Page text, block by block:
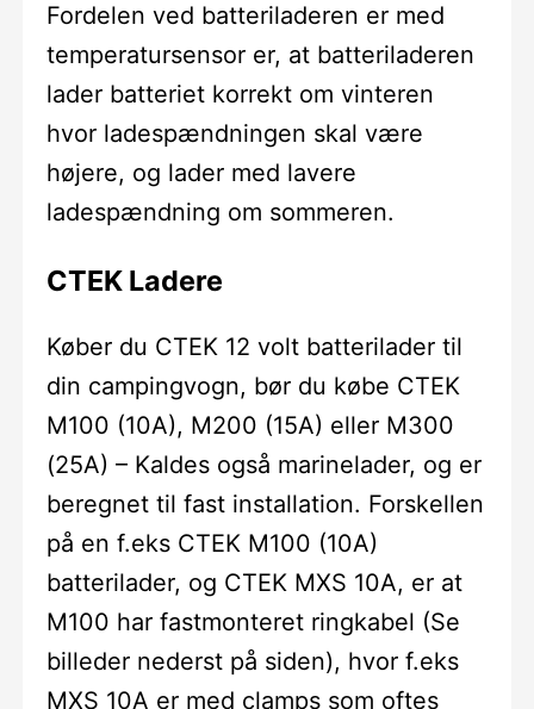
Fordelen ved batteriladeren er med
temperatursensor er, at batteriladeren
lader batteriet korrekt om vinteren
hvor ladespændningen skal være
højere, og lader med lavere
ladespændning om sommeren.
CTEK Ladere
Køber du CTEK 12 volt batterilader til
din campingvogn, bør du købe CTEK
M100 (10A), M200 (15A) eller M300
(25A) – Kaldes også marinelader, og er
beregnet til fast installation. Forskellen
på en f.eks CTEK M100 (10A)
batterilader, og CTEK MXS 10A, er at
M100 har fastmonteret ringkabel (Se
billeder nederst på siden), hvor f.eks
MXS 10A er med clamps som oftes